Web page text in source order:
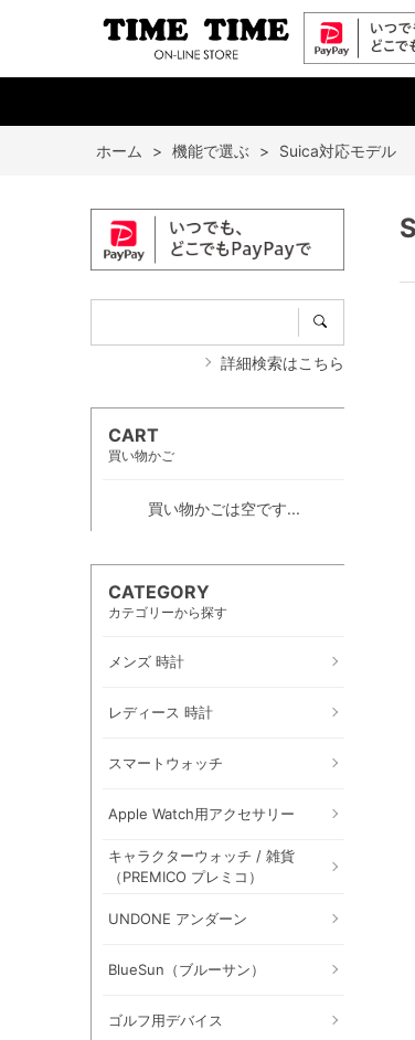
ホーム > 機能で選ぶ > Suica対応モデル
詳細検索はこちら
CART
買い物かご
買い物かごは空です...
CATEGORY
カテゴリーから探す
メンズ 時計
レディース 時計
スマートウォッチ
Apple Watch用アクセサリー
キャラクターウォッチ / 雑貨
（PREMICO プレミコ）
UNDONE アンダーン
BlueSun（ブルーサン）
ゴルフ用デバイス